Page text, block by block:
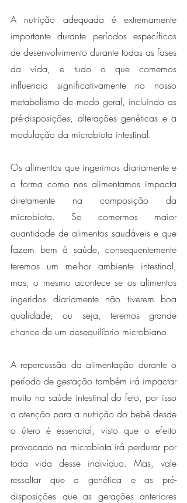
A nutrição adequada é extremamente
importante durante períodos específicos
de desenvolvimento durante todas as fases
da vida, e tudo o que comemos
influencia significativamente no nosso
metabolismo de modo geral, incluindo as
pré-disposições, alterações genéticas e a
modulação da microbiota intestinal.
Os alimentos que ingerimos diariamente e
a forma como nos alimentamos impacta
diretamente na composição da
microbiota. Se comermos maior
quantidade de alimentos saudáveis e que
fazem bem à saúde, consequentemente
teremos um melhor ambiente intestinal,
mas, o mesmo acontece se os alimentos
ingeridos diariamente não tiverem boa
qualidade, ou seja, teremos grande
chance de um desequilíbrio microbiano.
A repercussão da alimentação durante o
período de gestação também irá impactar
muito na saúde intestinal do feto, por isso
a atenção para a nutrição do bebê desde
o útero é essencial, visto que o efeito
provocado na microbiota irá perdurar por
toda vida desse indivíduo. Mas, vale
ressaltar que a genética e as pré-
disposições que as gerações anteriores